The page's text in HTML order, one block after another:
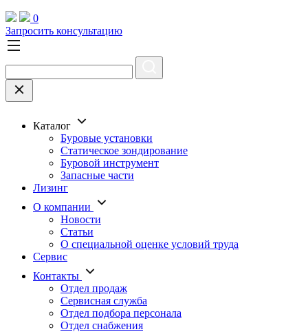
0
Запросить консультацию
Каталог
Буровые установки
Статическое зондирование
Буровой инструмент
Запасные части
Лизинг
О компании
Новости
Статьи
О специальной оценке условий труда
Сервис
Контакты
Отдел продаж
Сервисная служба
Отдел подбора персонала
Отдел снабжения